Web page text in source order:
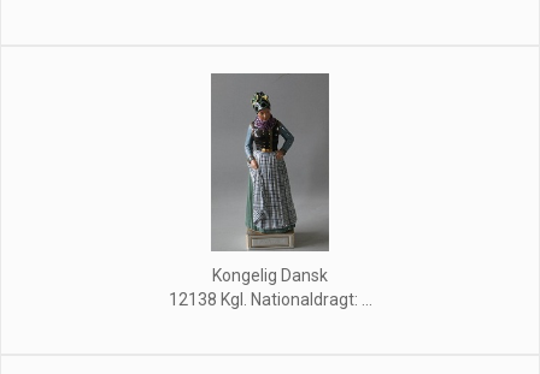
Kongelig Dansk
12138 Kgl. Nationaldragt: ...